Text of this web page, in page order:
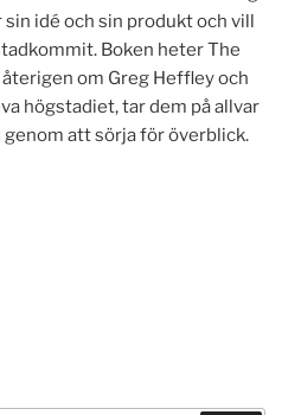
idé och sin produkt och vill
Boken heter The
om Greg Heffley och
högstadiet, tar dem på allvar
genom att sörja för överblick.